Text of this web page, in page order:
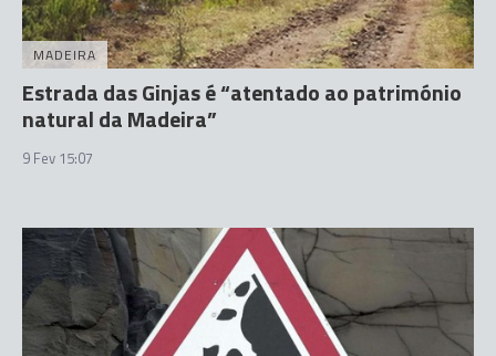
MADEIRA
Estrada das Ginjas é “atentado ao património
natural da Madeira”
9 Fev 15:07